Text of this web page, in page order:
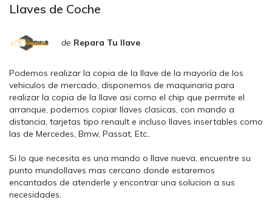
Llaves de Coche
de Repara Tu llave
Podemos realizar la copia de la llave de la mayoría de los
vehiculos de mercado, disponemos de maquinaria para
realizar la copia de la llave asi como el chip que permite el
arranque, podemos copiar llaves clasicas, con mando a
distancia, tarjetas tipo renault e incluso llaves insertables como
las de Mercedes, Bmw, Passat, Etc..
Si lo que necesita es una mando o llave nueva, encuentre su
punto mundollaves mas cercano donde estaremos
encantados de atenderle y encontrar una solucion a sus
necesidades.